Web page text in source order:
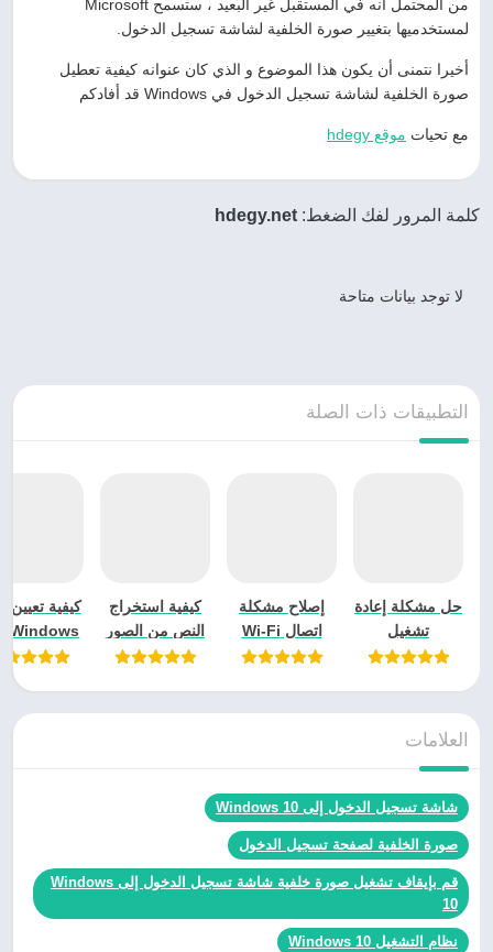
من المحتمل أنه في المستقبل غير البعيد ، ستسمح Microsoft
لمستخدميها بتغيير صورة الخلفية لشاشة تسجيل الدخول.
أخيرا نتمنى أن يكون هذا الموضوع و الذي كان عنوانه كيفية تعطيل
صورة الخلفية لشاشة تسجيل الدخول في Windows قد أفادكم
مع تحيات موقع hdegy
كلمة المرور لفك الضغط: hdegy.net
لا توجد بيانات متاحة
التطبيقات ذات الصلة
حل مشكلة إعادة
تشغيل
Windows بدلا
إصلاح مشكلة
اتصال Wi-Fi
بدون إنترنت على
كيفية استخراج
النص من الصور
باستخدام
كيفية
Google
العلامات
شاشة تسجيل الدخول إلى Windows 10
صورة الخلفية لصفحة تسجيل الدخول
قم بإيقاف تشغيل صورة خلفية شاشة تسجيل الدخول إلى Windows
10
نظام التشغيل Windows 10